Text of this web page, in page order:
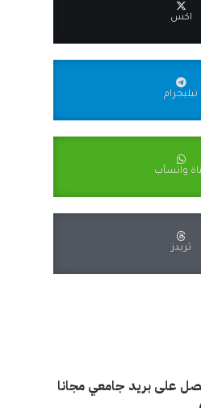
اكس
تيليجرام
واتسآب
ثريدز
على بريد جامعي مجانا